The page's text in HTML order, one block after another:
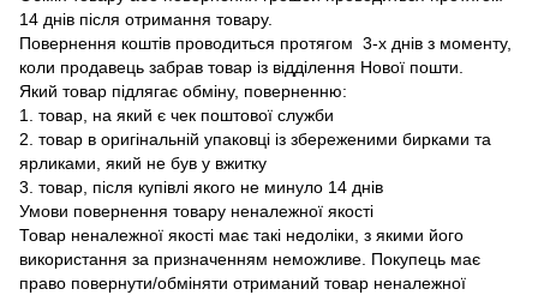
14 днів після отримання товару.
Повернення коштів проводиться протягом 3-х днів з моменту,
коли продавець забрав товар із відділення Нової пошти.
Який товар підлягає обміну, поверненню:
1. товар, на який є чек поштової служби
2. товар в оригінальній упаковці із збереженими бирками та
ярликами, який не був у вжитку
3. товар, після купівлі якого не минуло 14 днів
Умови повернення товару неналежної якості
Товар неналежної якості має такі недоліки, з якими його
використання за призначенням неможливе. Покупець має
право повернути/обміняти отриманий товар неналежної